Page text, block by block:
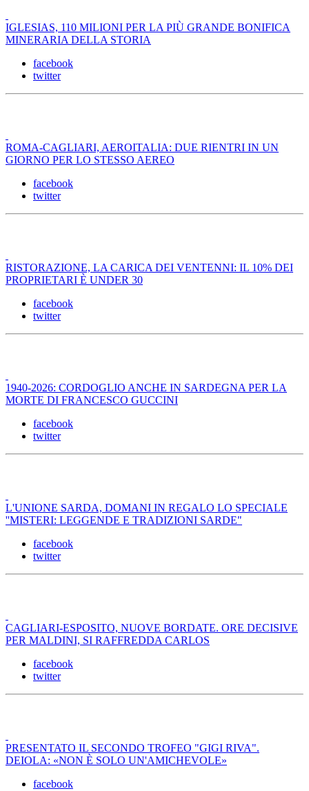
IGLESIAS, 110 MILIONI PER LA PIÙ GRANDE BONIFICA
MINERARIA DELLA STORIA
facebook
twitter
ROMA-CAGLIARI, AEROITALIA: DUE RIENTRI IN UN
GIORNO PER LO STESSO AEREO
facebook
twitter
RISTORAZIONE, LA CARICA DEI VENTENNI: IL 10% DEI
PROPRIETARI È UNDER 30
facebook
twitter
1940-2026: CORDOGLIO ANCHE IN SARDEGNA PER LA
MORTE DI FRANCESCO GUCCINI
facebook
twitter
L'UNIONE SARDA, DOMANI IN REGALO LO SPECIALE
''MISTERI: LEGGENDE E TRADIZIONI SARDE"
facebook
twitter
CAGLIARI-ESPOSITO, NUOVE BORDATE. ORE DECISIVE
PER MALDINI, SI RAFFREDDA CARLOS
facebook
twitter
PRESENTATO IL SECONDO TROFEO "GIGI RIVA".
DEIOLA: «NON È SOLO UN'AMICHEVOLE»
facebook